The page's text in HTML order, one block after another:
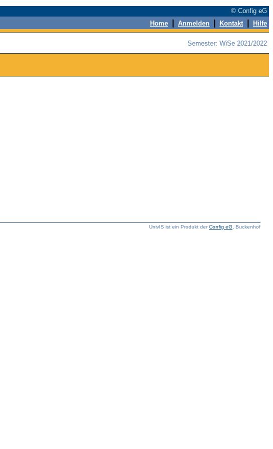
© Config eG
Home Anmelden Kontakt Hilfe
Semester: WiSe 2021/2022
UnivIS ist ein Produkt derConfig eG , Buckenhof